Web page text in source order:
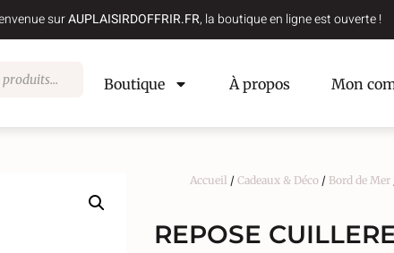
surAUPLAISIRDOFFRIR.FR, la boutique en ligne est ouverte !
Boutique À propos Mon
Accueil / Cadeaux & Déco/ Bord de Mer
REPOSE